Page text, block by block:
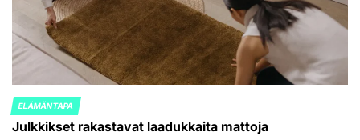
POSTED
IN
ELÄMÄNTAPA
Julkkikset rakastavat laadukkaita mattoja